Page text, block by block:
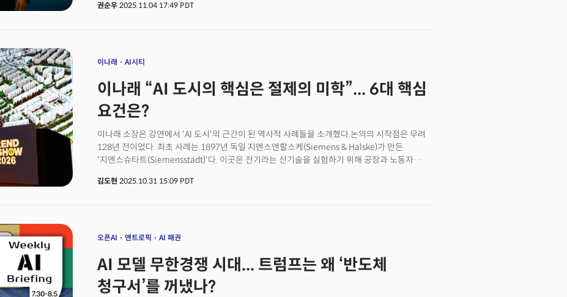
네이버클라우드 등 민간 기업과 정부가 함께 참여했다. 정부는 약 5만 대의 GPU를 확보해
시대의 인프라 투자"라는 평가가 나온다.AI 시대의 경쟁력은 더 이상 공장 규모나 설비 개수가
(Compute Power)'이 산업의 엔진이 된 시대가 열렸다.이제 한국 기업들에게 중요한 질문은
하나다.
권순우2025.11.04 17:49 PDT
이나래 AI시티
이나래 “AI 도시의 핵심은 절제의 미학”... 6대 핵심
요건은?
이나래 소장은 강연에서 'AI 도시'의 근간이 된 역사적 사례들을 소개했다.논의의 시작점은 무려
128년 전이었다. 최초 사례는 1897년 독일 지멘스앤할스케(Siemens & Halske)가 만든
'지멘스슈타트(Siemensstadt)'다. 이곳은 전기라는 신기술을 실험하기 위해 공장과 노동자
라이프스타일을 제시했다"며 "기술이 일상에 스며드는 방식을 실험한 도시 실험실이었다"고
트윈'으로 구현하는 방식이다.AI 기업 구글의 야심찬 시도도 있었다. 구글은 2017년 캐나다
비전을 내걸었다. 이 소장은 "모든 것이 센서로 연결되고 AI가 도시를 최적화하는 구조였다.
기술적으로는 완벽했다"고 평가했다.하지만 결과는 실패였다. 2020년 프로젝트는 취소됐다.
이유는 데이터 프라이버시 문제였다. '구글이 시민들의 삶을 감시하는가'에 대한 명확한 답을
김도현 2025.10.31 15:09 PDT
오픈AI 앤트로픽 AI 패권
AI 모델 무한경쟁 시대... 트럼프는 왜 ‘반도체
청구서’를 꺼냈나?